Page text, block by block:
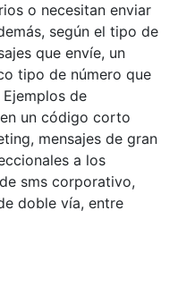
o necesitan enviar
según el tipo de
que envíe, un
tipo de número que
de
un código corto
mensajes de gran
a los
sms corporativo,
doble vía, entre